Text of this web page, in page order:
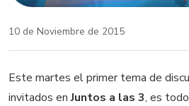
10 de Noviembre de 2015
Este martes el primer tema de
invitados enJuntos a las 3, es